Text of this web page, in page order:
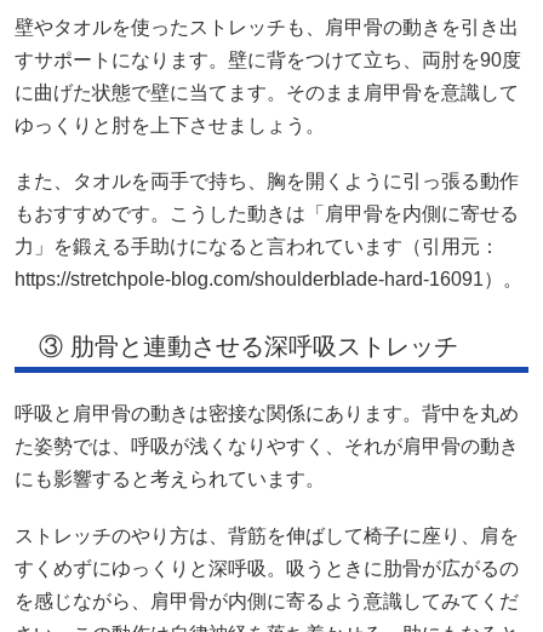
壁やタオルを使ったストレッチも、肩甲骨の動きを引き出
すサポートになります。壁に背をつけて立ち、両肘を90度
に曲げた状態で壁に当てます。そのまま肩甲骨を意識して
ゆっくりと肘を上下させましょう。
また、タオルを両手で持ち、胸を開くように引っ張る動作
もおすすめです。こうした動きは「肩甲骨を内側に寄せる
力」を鍛える手助けになると言われています（引用元：
https://stretchpole-blog.com/shoulderblade-hard-16091）。
③ 肋骨と連動させる深呼吸ストレッチ
呼吸と肩甲骨の動きは密接な関係にあります。背中を丸め
た姿勢では、呼吸が浅くなりやすく、それが肩甲骨の動き
にも影響すると考えられています。
ストレッチのやり方は、背筋を伸ばして椅子に座り、肩を
すくめずにゆっくりと深呼吸。吸うときに肋骨が広がるの
を感じながら、肩甲骨が内側に寄るよう意識してみてくだ